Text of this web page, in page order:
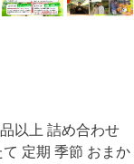
以上 詰め合わせ
定期 季節 おまか